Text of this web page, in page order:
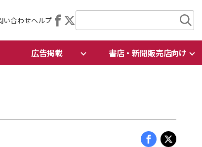
い合わせヘルプ
広告掲載 書店・新聞販売店向け